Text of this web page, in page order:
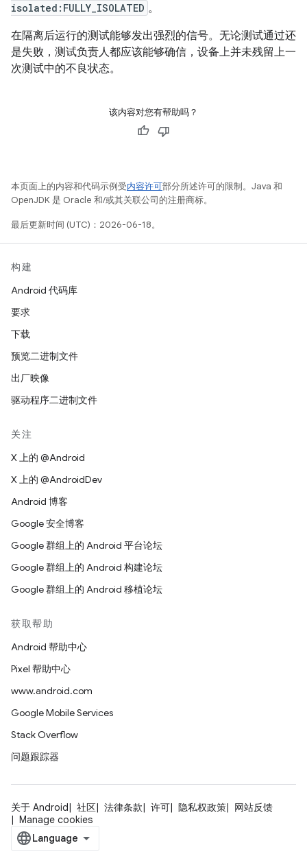
isolated:FULLY_ISOLATED 。
在隔离后运行的测试能够发出强烈的信号。无论测试通过还
是失败，测试负责人都应该能够确信，设备上并未残留上一
次测试中的不良状态。
该内容对您有帮助吗？
本页面上的内容和代码示例受内容许可部分所述许可的限制。Java 和
OpenJDK 是 Oracle 和/或其关联公司的注册商标。
最后更新时间 (UTC)：2026-06-18。
构建
Android 代码库
要求
下载
预览二进制文件
出厂映像
驱动程序二进制文件
关注
X 上的 @Android
X 上的 @AndroidDev
Android 博客
Google 安全博客
Google 群组上的 Android 平台论坛
Google 群组上的 Android 构建论坛
Google 群组上的 Android 移植论坛
获取帮助
Android 帮助中心
Pixel 帮助中心
www.android.com
Google Mobile Services
Stack Overflow
问题跟踪器
关于 Android 社区 法律条款 许可 隐私权政策
网站反馈
Manage cookies